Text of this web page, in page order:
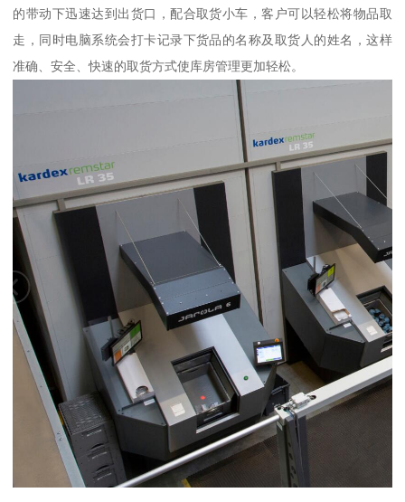
的带动下迅速达到出货口，配合取货小车，客户可以轻松将物品取
走，同时电脑系统会打卡记录下货品的名称及取货人的姓名，这样
准确、安全、快速的取货方式使库房管理更加轻松。